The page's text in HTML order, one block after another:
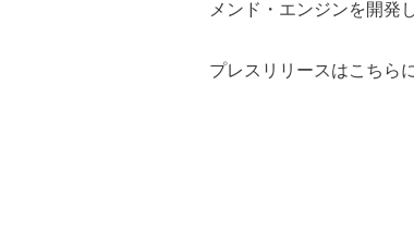
メンド・エンジンを開発
プレスリリースはこちら